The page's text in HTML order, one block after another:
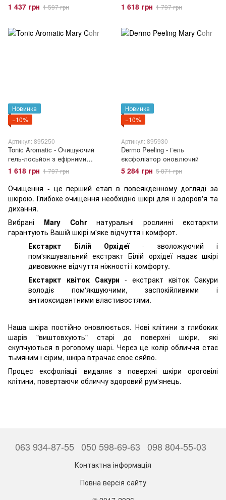
1 437 грн 1 597 грн 1 618 грн 1 797 грн
Новинка
−10%
Артикул: 895250
Tonic Aromatic - Oчищуючий
гель-лосьйон з ефірними
оліями
1 618 грн 1 797 грн
Новинка
−10%
Артикул: 895930
Dermo Peeling - Гель
єксфоліатор оновлючий
5 284 грн 5 871 грн
Очищення - це перший етап в повсякденному догляді за
шкірою. Глибоке очищення необхідно шкірі для її здоров'я та
дихання.
Вибрані Mary Cohrнатуральні рослинні екстаркти
гарантують Вашій шкірі м'яке відчуття і комфорт.
Екстаркт Білій Орхідеї- зволожуючий і
пом'якшувальний екстракт Білій орхідеї надає шкірі
дивовижне відчуття ніжності і комфорту.
Екстаркт квіток Сакури - екстракт квіток Сакури
володіє пом'якшуючими, заспокійливими і
антиоксидантними властивостями.
Наша шкіра постійно оновлюється. Нові клітини з глибоких
шарів "виштовхують" старі до поверхні шкіри, які
скупчуються в роговому шарі. Через це колір обличчя стає
тьмяним і сірим, шкіра втрачає своє сяйво.
Процес ексфоліаціі видаляє з поверхні шкіри ороговілі
клітини, повертаючи обличчу здоровий рум'янець.
063 934-87-55 050 598-69-63 098 804-55-03
Контактна інформація
Повна версія сайту